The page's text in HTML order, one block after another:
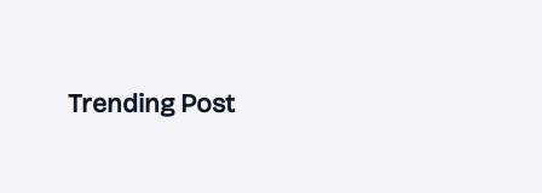
Trending Post